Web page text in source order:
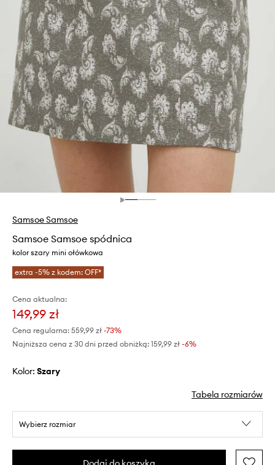
Samsoe Samsoe
Samsoe Samsoe spódnica
kolor szary mini ołówkowa
extra -5% z kodem: OFF*
Cena aktualna:
149,99 zł
Cena regularna: 559,99 zł -73%
Najniższa cena z 30 dni przed obniżką: 159,99 zł -6%
Kolor: szary
Tabela rozmiarów
Wybierz rozmiar